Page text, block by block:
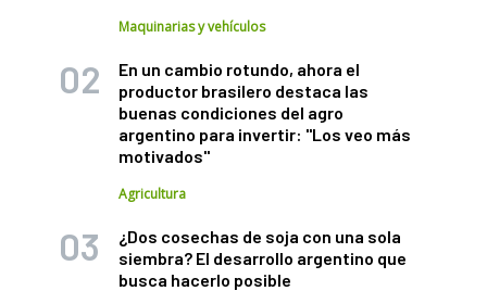
Maquinarias y vehículos
En un cambio rotundo, ahora el
productor brasilero destaca las
buenas condiciones del agro
argentino para invertir: "Los veo más
motivados"
Agricultura
¿Dos cosechas de soja con una sola
siembra? El desarrollo argentino que
busca hacerlo posible